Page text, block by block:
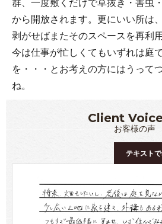
から開放されます。更にいい所は
剥がせばまたそのスペースを再利
今は仕事が忙しくてもいずれは庭
を・・・とお考えの方にはうって
ね。
Client
お客様の声
テキスト